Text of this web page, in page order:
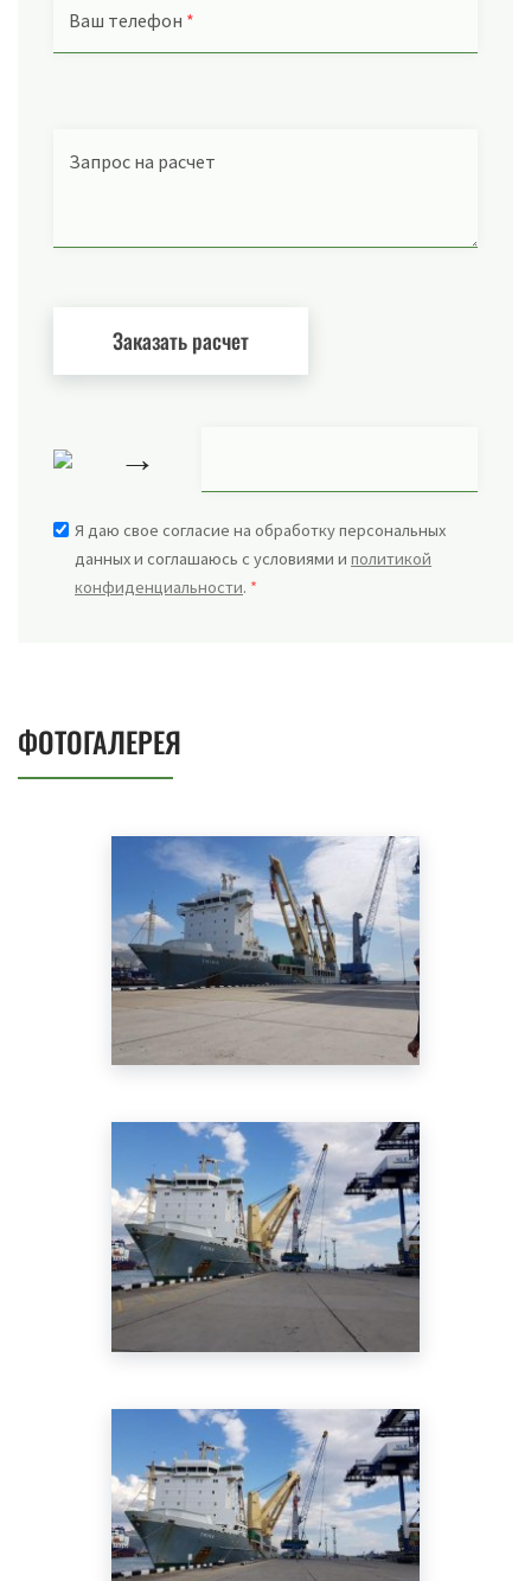
Ваш телефон *
Запрос на расчет
→
Я даю свое согласие на обработку персональных
данных и соглашаюсь с условиями и политикой
конфиденциальности. *
ФОТОГАЛЕРЕЯ